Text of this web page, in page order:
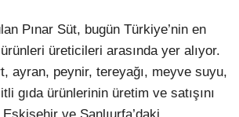
Pınar Süt, bugün Türkiye’nin en
üreticileri arasında yer alıyor.
ayran, peynir, tereyağı, meyve suyu,
gıda ürünlerinin üretim ve satışını